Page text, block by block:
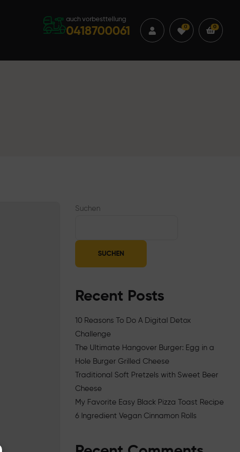
auch vorbesttellung
0418700061 0 0
Suchen
SUCHEN
Recent Posts
10 Reasons To Do A Digital Detox
Challenge
The Ultimate Hangover Burger: Egg in a
Hole Burger Grilled Cheese
Traditional Soft Pretzels with Sweet Beer
Cheese
My Favorite Easy Black Pizza Toast Recipe
6 Ingredient Vegan Cinnamon Rolls